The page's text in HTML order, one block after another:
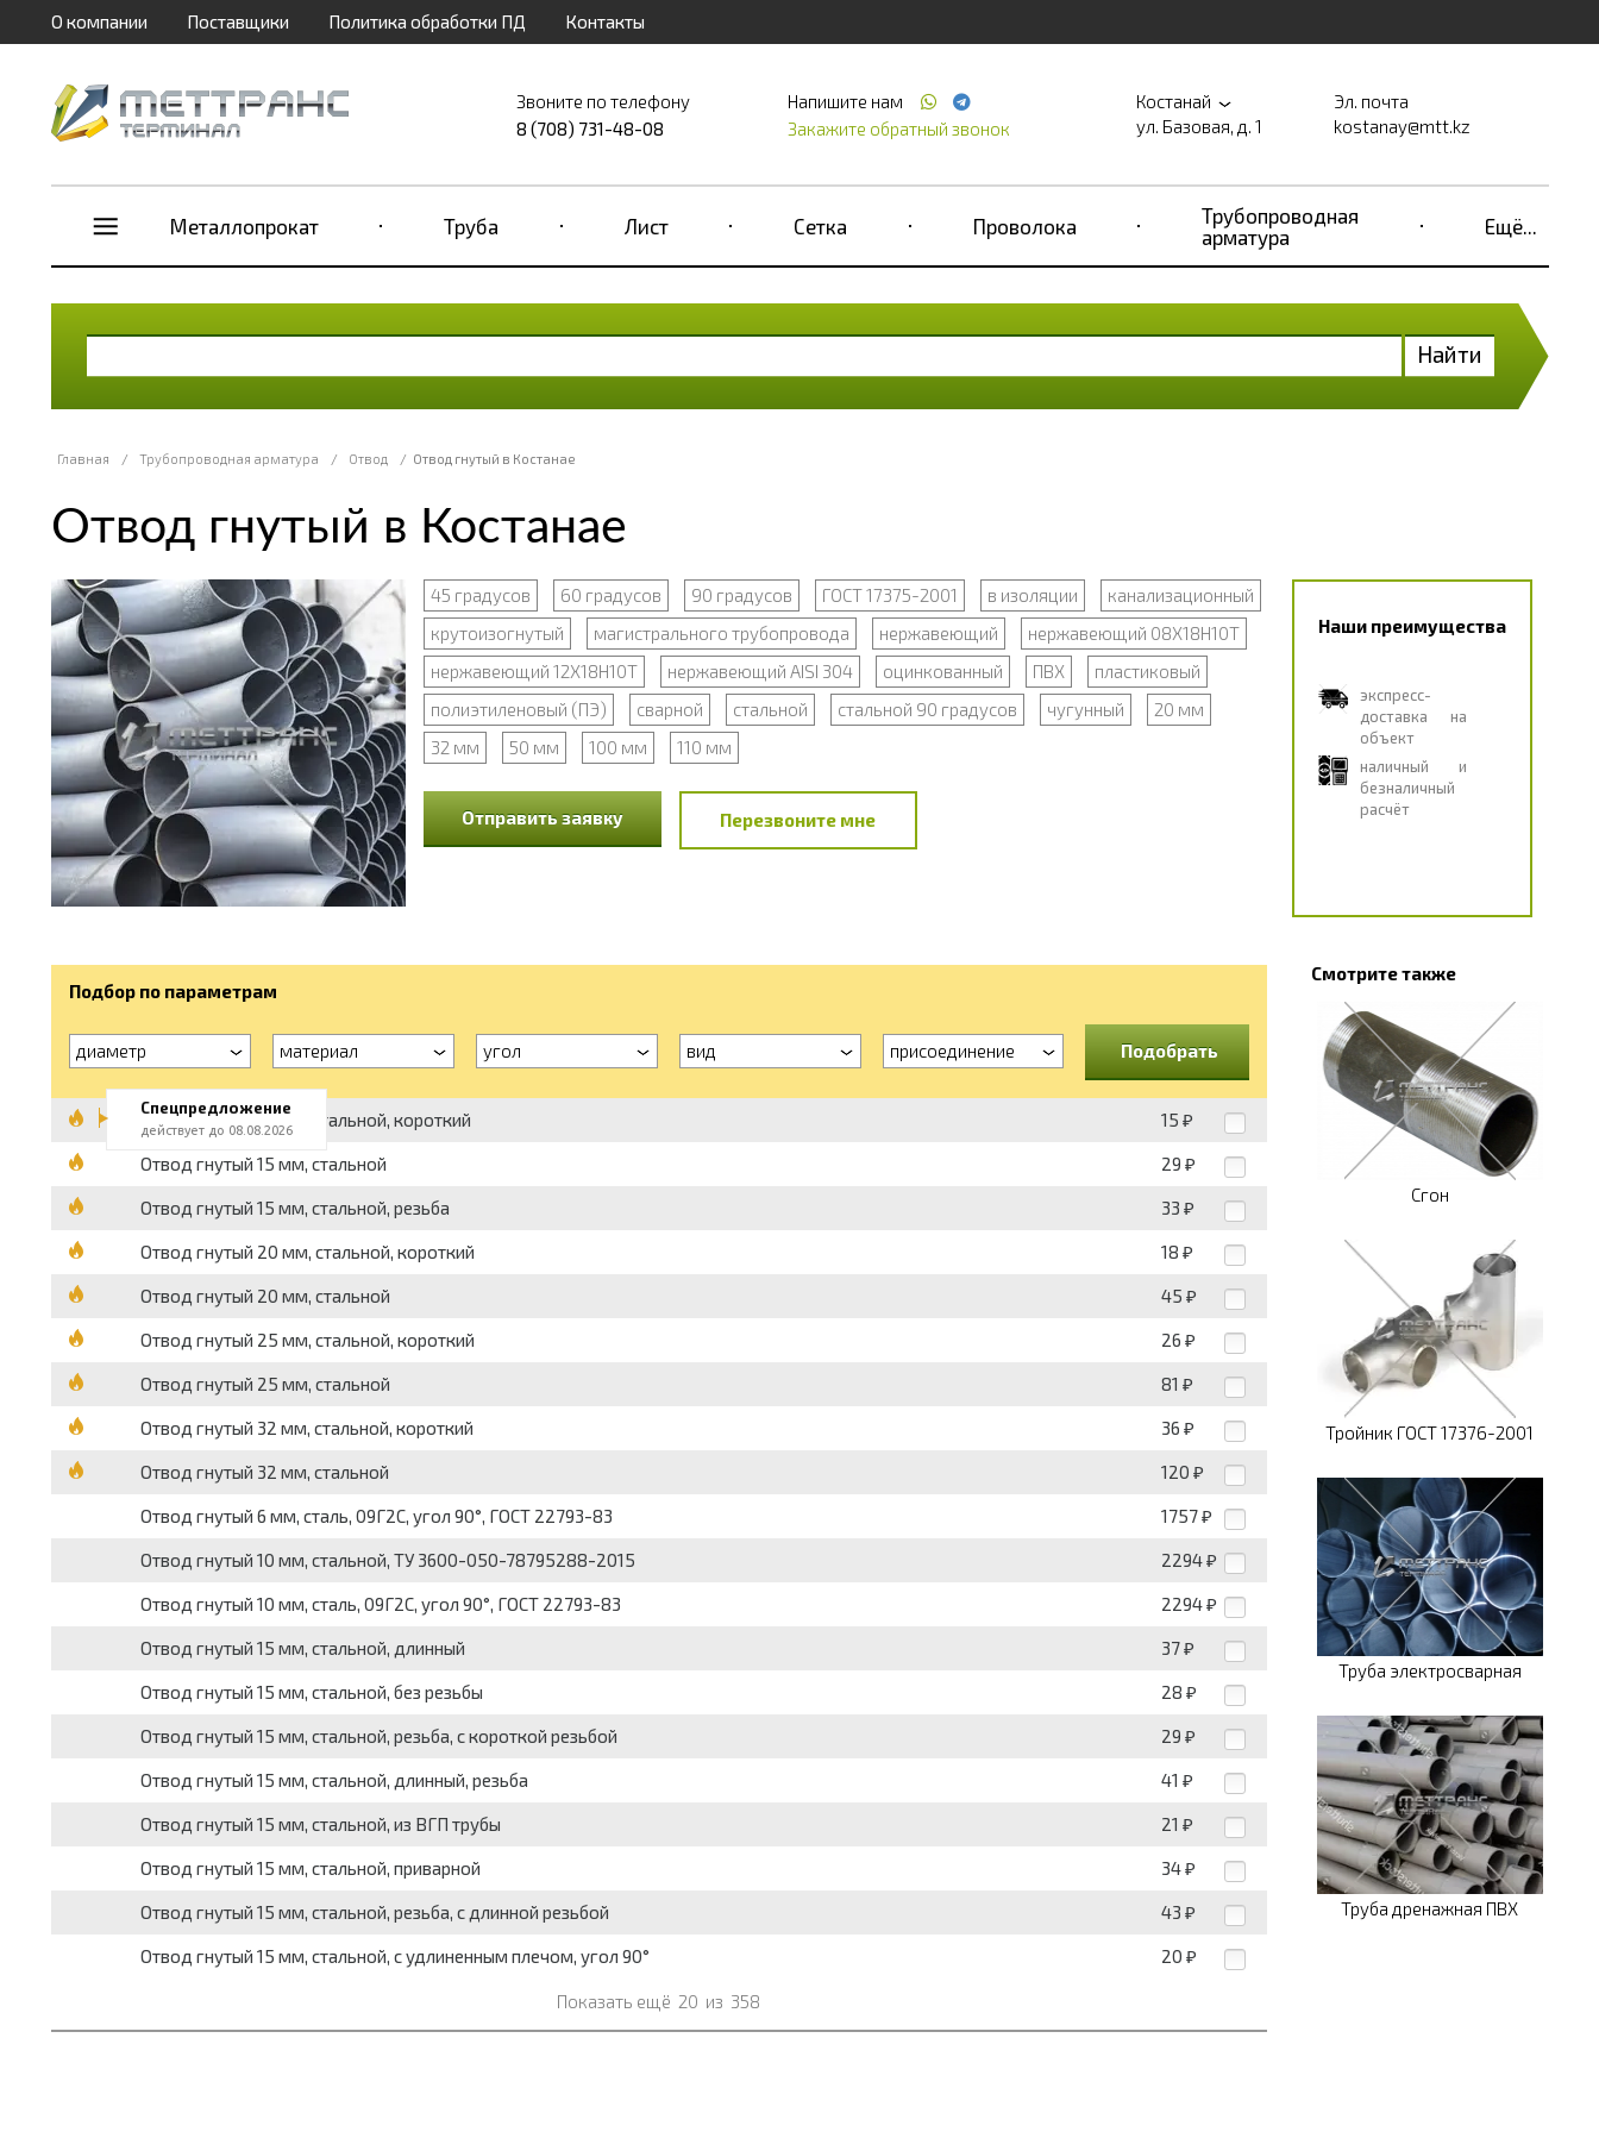
О компании Поставщики Политика обработки ПД Контакты
Звоните по телефону
8 (708) 731-48-08
Напишите нам
Закажите обратный звонок
Костанай
ул. Базовая, д. 1
Эл. почта
kostanay@mtt.kz
Металлопрокат Труба Лист Сетка Проволока
Трубопроводная
арматура
Ещё...
Найти
Главная / Трубопроводная арматура / Отвод / Отвод гнутый в Костанае
Отвод гнутый в Костанае
45 градусов 60 градусов 90 градусов ГОСТ 17375-2001 в изоляции
канализационный
крутоизогнутый
магистрального трубопровода нержавеющий
нержавеющий 08Х18Н10Т
нержавеющий 12Х18Н10Т
нержавеющий AISI 304 оцинкованный ПВХ
пластиковый
полиэтиленовый (ПЭ)
сварной стальной стальной 90 градусов чугунный
20 мм
32 мм
50 мм 100 мм 110 мм
Отправить заявку Перезвоните мне
Наши преимущества
экспресс-
доставка на
объект
наличный и
безналичный
расчёт
Подбор по параметрам
диаметр материал угол вид присоединение Подобрать
Отвод гнутый 15 мм, стальной, короткий 15 ₽
Отвод гнутый 15 мм, стальной 29 ₽
Отвод гнутый 15 мм, стальной, резьба 33 ₽
Отвод гнутый 20 мм, стальной, короткий 18 ₽
Отвод гнутый 20 мм, стальной 45 ₽
Отвод гнутый 25 мм, стальной, короткий 26 ₽
Отвод гнутый 25 мм, стальной 81 ₽
Отвод гнутый 32 мм, стальной, короткий 36 ₽
Отвод гнутый 32 мм, стальной 120 ₽
Отвод гнутый 6 мм, сталь, 09Г2С, угол 90°, ГОСТ 22793-83 1757 ₽
Отвод гнутый 10 мм, стальной, ТУ 3600-050-78795288-2015 2294 ₽
Отвод гнутый 10 мм, сталь, 09Г2С, угол 90°, ГОСТ 22793-83 2294 ₽
Отвод гнутый 15 мм, стальной, длинный 37 ₽
Отвод гнутый 15 мм, стальной, без резьбы 28 ₽
Отвод гнутый 15 мм, стальной, резьба, с короткой резьбой 29 ₽
Отвод гнутый 15 мм, стальной, длинный, резьба 41 ₽
Отвод гнутый 15 мм, стальной, из ВГП трубы 21 ₽
Отвод гнутый 15 мм, стальной, приварной 34 ₽
Отвод гнутый 15 мм, стальной, резьба, с длинной резьбой 43 ₽
Отвод гнутый 15 мм, стальной, с удлиненным плечом, угол 90° 20 ₽
Показать ещё 20 из 358
Смотрите также
Сгон
Тройник ГОСТ 17376-2001
Труба электросварная
Труба дренажная ПВХ
Спецпредложение
действует до 08.08.2026